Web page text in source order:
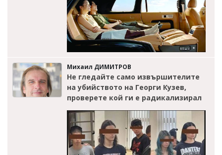
Михаил ДИМИТРОВ
Не гледайте само извършителите
на убийството на Георги Кузев,
проверете кой ги е радикализирал